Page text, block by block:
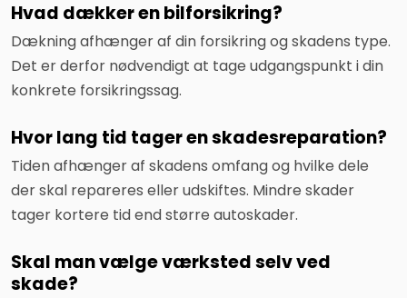
Hvad dækker en bilforsikring?
Dækning afhænger af din forsikring og skadens type.
Det er derfor nødvendigt at tage udgangspunkt i din
konkrete forsikringssag.
Hvor lang tid tager en skadesreparation?
Tiden afhænger af skadens omfang og hvilke dele
der skal repareres eller udskiftes. Mindre skader
tager kortere tid end større autoskader.
Skal man vælge værksted selv ved
skade?